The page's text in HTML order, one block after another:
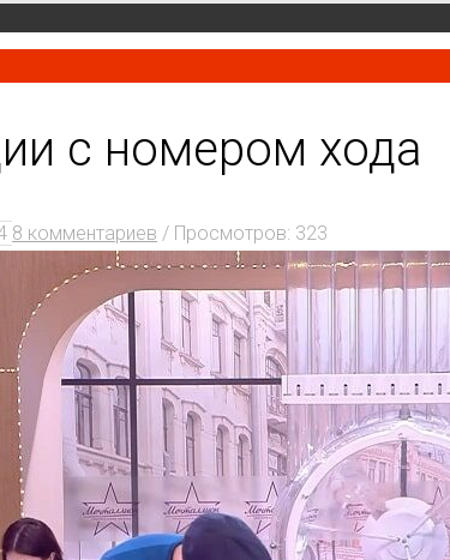
с номером хода
8 комментариев / Просмотров: 323